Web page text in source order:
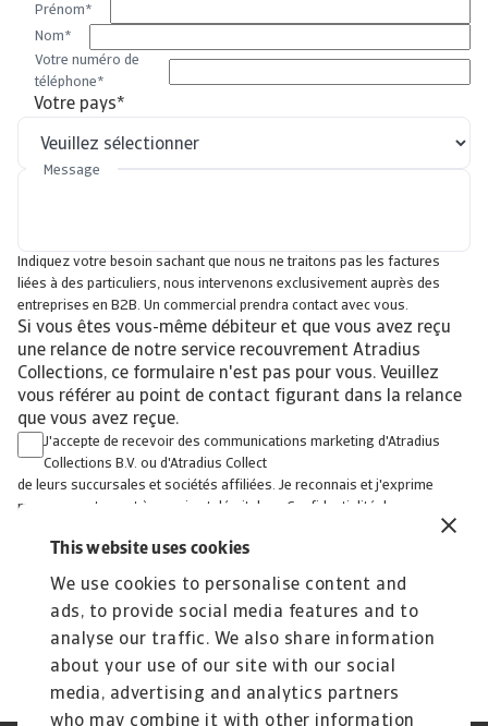
This website uses cookies
We use cookies to personalise content and
ads, to provide social media features and to
analyse our traffic. We also share information
about your use of our site with our social
media, advertising and analytics partners
who may combine it with other information
Prénom*
Nom*
Votre numéro de
téléphone*
Votre pays*
Message
Indiquez votre besoin sachant que nous ne traitons pas les factures
liées à des particuliers, nous intervenons exclusivement auprès des
entreprises en B2B. Un commercial prendra contact avec vous.
Si vous êtes vous-même débiteur et que vous avez reçu
une relance de notre service recouvrement Atradius
Collections, ce formulaire n'est pas pour vous. Veuillez
vous référer au point de contact figurant dans la relance
que vous avez reçue.
J'accepte de recevoir des communications marketing d'Atradius
Collections B.V. ou d'Atradius Collect
de leurs succursales et sociétés affiliées. Je reconnais et j'exprime
mon consentement à ce qui est décrit dans Confidentialité des